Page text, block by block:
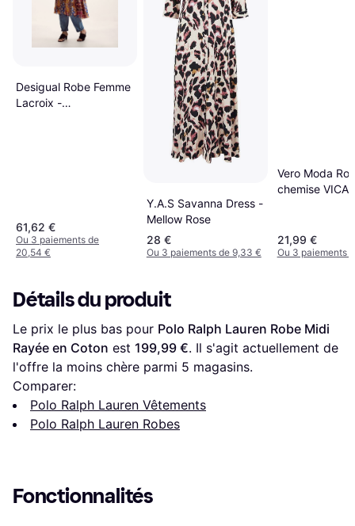
Desigual Robe Femme
Lacroix -
61,62 €
Ou 3 paiements de
20,54 €
Y.A.S Savanna Dress -
Mellow Rose
28 €
Ou 3 paiements de 9,33 €
Vero Moda
chemise VICA
21,99 €
Ou 3 paiements
Détails du produit
Le prix le plus bas pour Polo Ralph Lauren Robe Midi
Rayée en Coton est 199,99 €. Il s'agit actuellement de
l'offre la moins chère parmi 5 magasins.
Comparer:
Polo Ralph Lauren Vêtements
Polo Ralph Lauren Robes
Fonctionnalités